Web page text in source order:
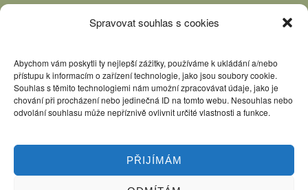
Spravovat souhlas s cookies
Abychom vám poskytli ty nejlepší zážitky, používáme k ukládání a/nebo
přístupu k informacím o zařízení technologie, jako jsou soubory cookie.
Souhlas s těmito technologiemi nám umožní zpracovávat údaje, jako je
chování při procházení nebo jedinečná ID na tomto webu. Nesouhlas nebo
odvolání souhlasu může nepříznivě ovlivnit určité vlastnosti a funkce.
PŘIJÍMÁM
Topics Freshness